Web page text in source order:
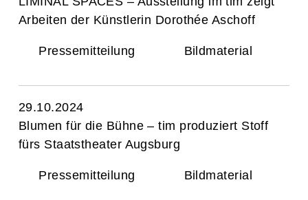
Arbeiten der Künstlerin Dorothée Aschoff
Pressemitteilung Bildmaterial
29.10.2024
Blumen für die Bühne – tim produziert Stoff
fürs Staatstheater Augsburg
Pressemitteilung Bildmaterial